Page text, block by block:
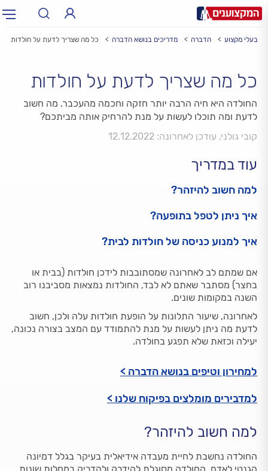
עיר: תל אביב, חיפה…
בעלי מקצוע הדברה מדריכים בנושא הדברה כל מה שצריך לדעת על חולדות
כל מה שצריך לדעת על חולדות
החולדה היא חיה הרבה יותר חזקה וחכמה מהעכבר. מה חשוב
לדעת ומה תוכלו לעשות על מנת להרחיק אותה מביתכם?
קובי גולני, עודכן לאחרונה: 12.12.2022
עוד במדריך
למה חשוב להיזהר?
איך ניתן לטפל בתופעה?
איך למנוע כניסה של חולדות לבית?
אם שמתם לב לאחרונה שמסתובבות לידכן חולדות (בבית או
בחצר) מסתבר שאתם לא לבד, החולדות נמצאות מסביבנו רוב
השנה במקומות שונים.
לאחרונה, שיעור התלונות על הופעת חולדות עלה ולכן, חשוב
לדעת מה ניתן לעשות על מנת להתמודד עם המצב בצורה נכונה,
יעילה וכזאת שלא תפגע בחולדה.
למחירון וטיפים בנושא הדברה >
למדבירים מומלצים בפיקוח שלנו >
למה חשוב להיזהר?
החולדה נחשבת לחיית מעבדה אידיאלית בעיקר בגלל דמיונה